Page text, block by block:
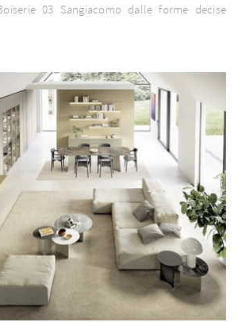
03 Sangiacomo dalle forme decise